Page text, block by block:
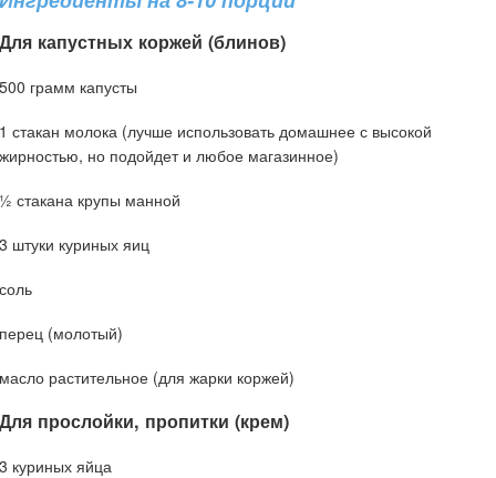
Для капустных коржей (блинов)
500 грамм капусты
1 стакан молока (лучше использовать домашнее с высокой
жирностью, но подойдет и любое магазинное)
½ стакана крупы манной
3 штуки куриных яиц
соль
перец (молотый)
масло растительное (для жарки коржей)
Для прослойки, пропитки (крем)
3 куриных яйца